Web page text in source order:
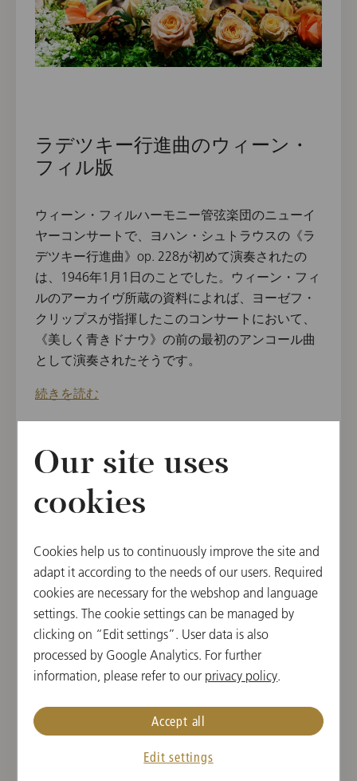
ラデツキー行進曲のウィーン・
フィル版
ウィーン・フィルハーモニー管弦楽団のニューイ
ヤーコンサートで、ヨハン・シュトラウスの《ラ
デツキー行進曲》op. 228が初めて演奏されたの
は、1946年1月1日のことでした。ウィーン・フィ
ルのアーカイヴ所蔵の資料によれば、ヨーゼフ・
クリップスが指揮したこのコンサートにおいて、
《美しく青きドナウ》の前の最初のアンコール曲
として演奏されたそうです。
続きを読む
Our site uses
cookies
Cookies help us to continuously improve the site and
adapt it according to the needs of our users. Required
cookies are necessary for the webshop and language
settings. The cookie settings can be managed by
clicking on “Edit settings”. User data is also
processed by Google Analytics. For further
information, please refer to our privacy policy.
Edit settings
Accept all